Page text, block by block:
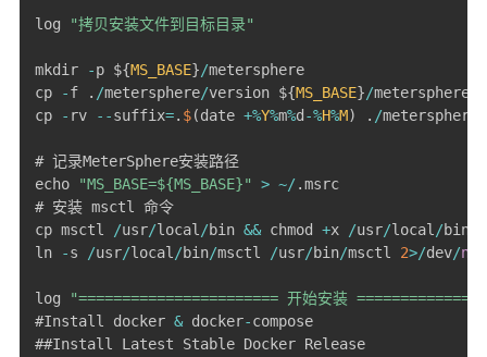
log "拷贝安装文件到目标目录"
mkdir -p ${MS_BASE}/metersphere
cp
-f . /metersphere/version ${MS_BASE}/metersphere
cp
- rv --suffix=. $(date +%Y%m%d -%H%M) . /metersphere
# 记录MeterSphere安装路径
echo
"MS_BASE=${MS_BASE}" > ~/.msrc
# 安装 msctl 命令
cp msctl
/usr/local /bin && chmod +x /usr/local /bin
ln
-s /usr/local /bin/msctl /usr/bin/msctl 2>/dev/
log
"======================= 开始安装
#Install docker & docker-compose
##Install Latest Stable Docker Release